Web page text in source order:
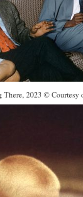
2023 © Courtesy